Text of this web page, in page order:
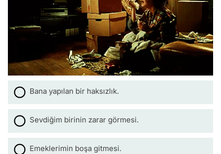
Bana yapılan bir haksızlık.
Sevdiğim birinin zarar görmesi.
Emeklerimin boşa gitmesi.